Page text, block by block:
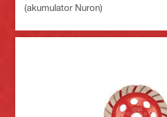
(akumulator Nuron)